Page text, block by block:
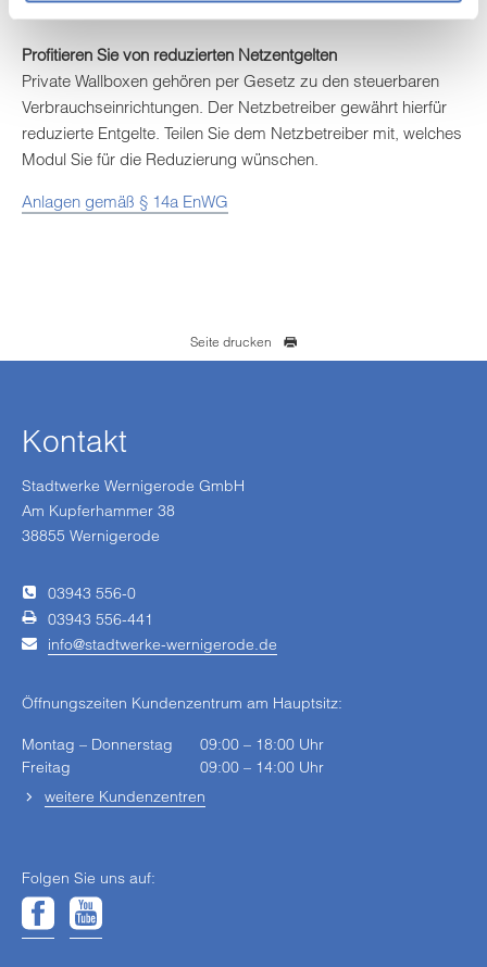
Merkmalen (Fingerprinting) identifizieren
Erfahren Sie mehr darüber, wie Ihre persönlichen Daten
verarbeitet werden, und legen Sie Ihre Präferenzen im
Abschnitt Einzelheiten fest.
Wir nutzen Cookies auf unserer Webseite. Einige von
Webseite zu verbessern. Nähere Hinweise erhalten Sie
Profitieren Sie von reduzierten Netzentgelten
Private Wallboxen gehören per Gesetz zu den steuerbaren
Verbrauchseinrichtungen. Der Netzbetreiber gewährt hierfür
reduzierte Entgelte. Teilen Sie dem Netzbetreiber mit, welches
Modul Sie für die Reduzierung wünschen.
Anlagen gemäß § 14a EnWG
Seite drucken
Kontakt
Stadtwerke Wernigerode GmbH
Am Kupferhammer 38
38855 Wernigerode
03943 556-0
03943 556-441
info
stadtwerke-wernigerode de
Öffnungszeiten Kundenzentrum am Hauptsitz:
Montag – Donnerstag
09:00 – 18:00 Uhr
Freitag
09:00 – 14:00 Uhr
weitere Kundenzentren
Folgen Sie uns auf: